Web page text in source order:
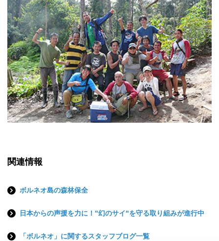
関連情報
ボルネオ島の森林保全
日本からの声援を力に！"幻のサイ"を守る取り組みが進行中
「ボルネオ」に関するスタッフブログ一覧